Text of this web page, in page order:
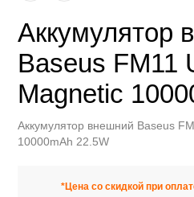
Аккумулятор
Baseus FM11
Magnetic
Аккумулятор внешний Baseus
10000mAh 22.5W
*Цена со скидкой при